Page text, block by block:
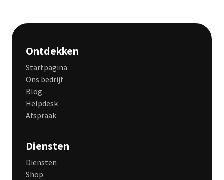
Ontdekken
Startpagina
Ons bedrijf
Blog
Helpdesk
Afspraak
Diensten
Diensten
Shop